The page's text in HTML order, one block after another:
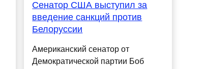
Сенатор США выступил за
введение санкций против
Белоруссии
Американский сенатор от
Демократической партии Боб